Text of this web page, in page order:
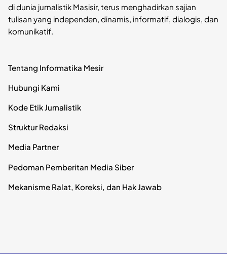
di dunia jurnalistik Masisir, terus menghadirkan sajian
tulisan yang independen, dinamis, informatif, dialogis, dan
komunikatif.
Tentang Informatika Mesir
Hubungi Kami
Kode Etik Jurnalistik
Struktur Redaksi
Media Partner
Pedoman Pemberitan Media Siber
Mekanisme Ralat, Koreksi, dan Hak Jawab